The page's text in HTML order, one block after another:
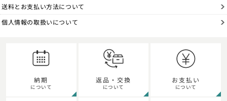
送料とお支払い方法について
個人情報の取扱いについて
納期
について
返品・交換
について
お支払い
について